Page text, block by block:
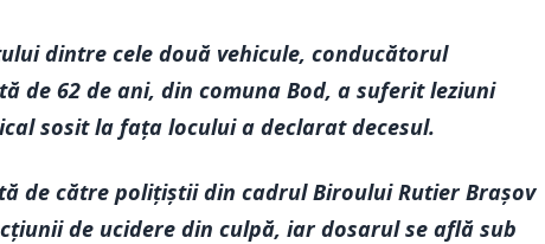
dintre cele două vehicule, conducătorul
de 62 de ani, din comuna Bod, a suferit leziuni
sosit la fața locului a declarat decesul.
de către polițiștii din cadrul Biroului Rutier Brașov
de ucidere din culpă, iar dosarul se află sub